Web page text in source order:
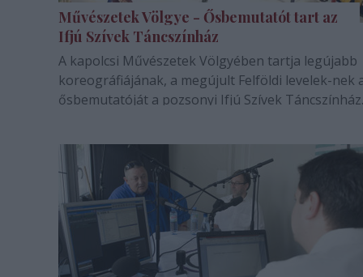
Művészetek Völgye - Ősbemutatót tart az
Ifjú Szívek Táncszínház
A kapolcsi Művészetek Völgyében tartja legújabb
koreográfiájának, a megújult Felföldi levelek-nek
ősbemutatóját a pozsonyi Ifjú Szívek Táncszínház.